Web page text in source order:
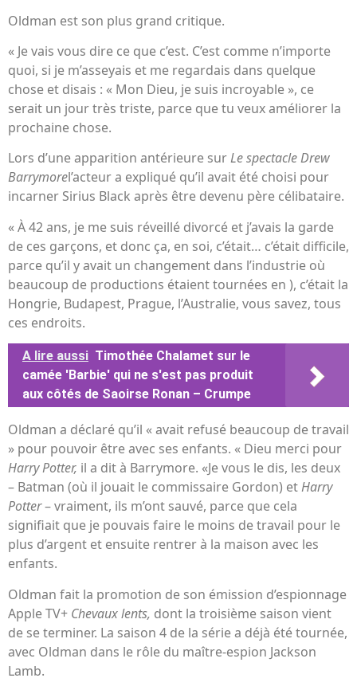
Oldman est son plus grand critique.
« Je vais vous dire ce que c’est. C’est comme n’importe
quoi, si je m’asseyais et me regardais dans quelque
chose et disais : « Mon Dieu, je suis incroyable », ce
serait un jour très triste, parce que tu veux améliorer la
prochaine chose.
Lors d’une apparition antérieure surLe spectacle Drew
Barrymorel’acteur a expliqué qu’il avait été choisi pour
incarner Sirius Black après être devenu père célibataire.
« À 42 ans, je me suis réveillé divorcé et j’avais la garde
de ces garçons, et donc ça, en soi, c’était… c’était difficile,
parce qu’il y avait un changement dans l’industrie où
beaucoup de productions étaient tournées en ), c’était la
Hongrie, Budapest, Prague, l’Australie, vous savez, tous
ces endroits.
A lire aussi Timothée Chalamet sur le
camée 'Barbie' qui ne s'est pas produit
aux côtés de Saoirse Ronan – Crumpe
Oldman a déclaré qu’il « avait refusé beaucoup de travail
» pour pouvoir être avec ses enfants. « Dieu merci pour
Harry Potter, il a dit à Barrymore. «Je vous le dis, les deux
– Batman (où il jouait le commissaire Gordon) etHarry
Potter– vraiment, ils m’ont sauvé, parce que cela
signifiait que je pouvais faire le moins de travail pour le
plus d’argent et ensuite rentrer à la maison avec les
enfants.
Oldman fait la promotion de son émission d’espionnage
Apple TV+ Chevaux lents, dont la troisième saison vient
de se terminer. La saison 4 de la série a déjà été tournée,
avec Oldman dans le rôle du maître-espion Jackson
Lamb.